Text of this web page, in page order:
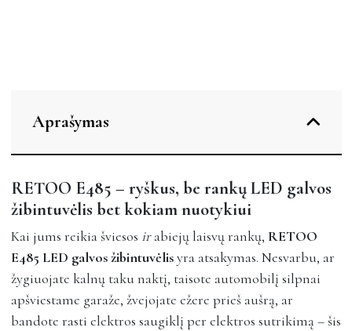
Aprašymas
RETOO E485 – ryškus, be rankų LED galvos
žibintuvėlis bet kokiam nuotykiui
Kai jums reikia šviesos irabiejų laisvų rankų, RETOO
E485 LED galvos žibintuvėlisyra atsakymas. Nesvarbu, ar
žygiuojate kalnų taku naktį, taisote automobilį silpnai
apšviestame garaže, žvejojate ežere prieš aušrą, ar
bandote rasti elektros saugiklį per elektros sutrikimą – šis